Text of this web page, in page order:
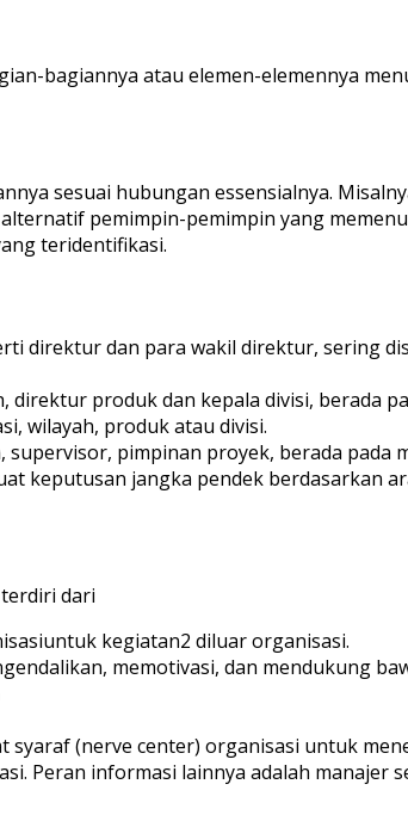
bagiannya atau elemen-elemennya
sesuai hubungan essensialnya.
pemimpin-pemimpin yang
teridentifikasi.
direktur dan para wakil direktur, sering
produk dan kepala divisi, berada
wilayah, produk atau divisi.
pimpinan proyek, berada
keputusan jangka pendek berdasarkan
dari
kegiatan2 diluar organisasi.
memotivasi, dan mendukung
(nerve center) organisasi untuk
Peran informasi lainnya adalah manajer